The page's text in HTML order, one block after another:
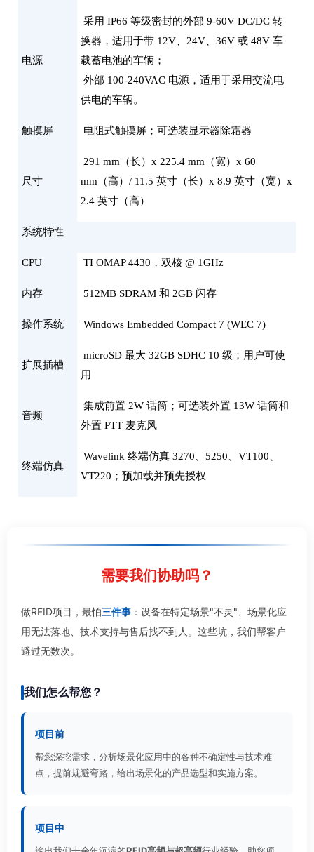
电源
采用 IP66 等级密封的外部 9-60V DC/DC 转
换器，适用于带 12V、24V、36V 或 48V 车
载蓄电池的车辆；
外部 100-240VAC 电源，适用于采用交流电
供电的车辆。
触摸屏 电阻式触摸屏；可选装显示器除霜器
尺寸
291 mm（长）x 225.4 mm（宽）x 60
mm（高）/ 11.5 英寸（长）x 8.9 英寸（宽）x
2.4 英寸（高）
系统特性
CPU TI OMAP 4430，双核 @ 1GHz
内存 512MB SDRAM 和 2GB 闪存
操作系统 Windows Embedded Compact 7 (WEC 7)
扩展插槽
microSD 最大 32GB SDHC 10 级；用户可使
用
音频
集成前置 2W 话筒；可选装外置 13W 话筒和
外置 PTT 麦克风
终端仿真
Wavelink 终端仿真 3270、5250、VT100、
VT220；预加载并预先授权
需要我们协助吗？
做RFID项目，最怕三件事 ：设备在特定场景"不灵"、场景化应
用无法落地、技术支持与售后找不到人。这些坑，我们帮客户
避过无数次。
我们怎么帮您？
项目前
帮您深挖需求，分析场景化应用中的各种不确定性与技术难
点，提前规避弯路，给出场景化的产品选型和实施方案。
项目中